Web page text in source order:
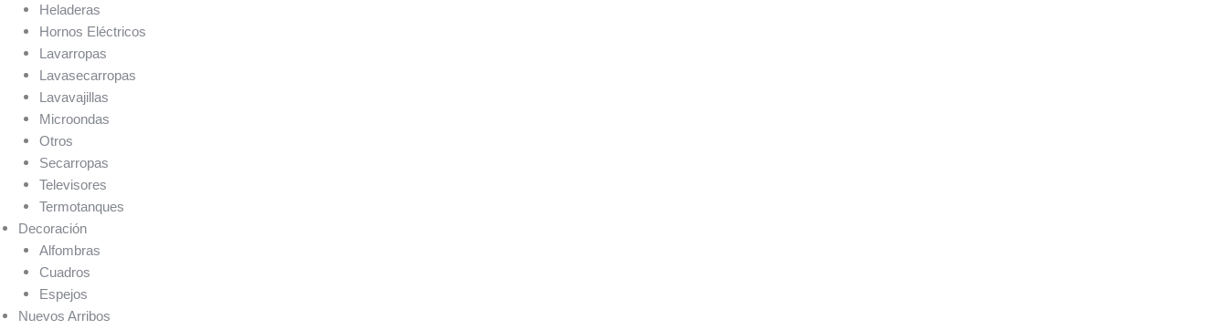
Heladeras
Hornos Eléctricos
Lavarropas
Lavasecarropas
Lavavajillas
Microondas
Otros
Secarropas
Televisores
Termotanques
Decoración
Alfombras
Cuadros
Espejos
Nuevos Arribos